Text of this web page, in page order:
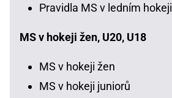
Pravidla MS v ledním hokeji
MS v hokeji žen, U20, U18
MS v hokeji žen
MS v hokeji juniorů